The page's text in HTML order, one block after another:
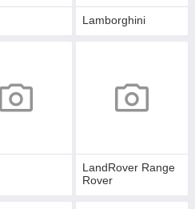
Lamborghini
LandRover Range
Rover